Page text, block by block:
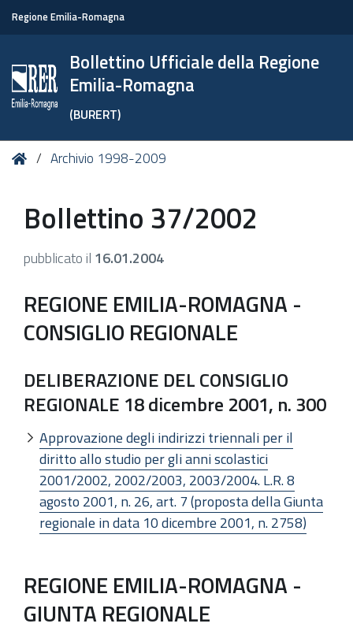
Regione Emilia-Romagna
Bollettino Ufficiale della Regione
Emilia-Romagna
(BURERT)
Tu HomeArchivio 1998-2009
Bollettino 37/2002
pubblicato il 16.01.2004
REGIONE EMILIA-ROMAGNA -
CONSIGLIO REGIONALE
DELIBERAZIONE DEL CONSIGLIO
REGIONALE 18 dicembre 2001, n. 300
Approvazione degli indirizzi triennali per il
diritto allo studio per gli anni scolastici
2001/2002, 2002/2003, 2003/2004. L.R. 8
agosto 2001, n. 26, art. 7 (proposta della Giunta
regionale in data 10 dicembre 2001, n. 2758)
REGIONE EMILIA-ROMAGNA -
GIUNTA REGIONALE